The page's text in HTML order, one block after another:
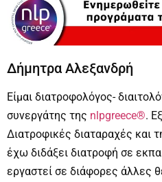
Δήμητρα Αλεξανδρή
Είμαι διατροφολόγος-
συνεργάτης της nlpgreece®.
Διατροφικές διαταραχές και
έχω διδάξει διατροφή σε
εργαστεί σε διάφορες άλλες